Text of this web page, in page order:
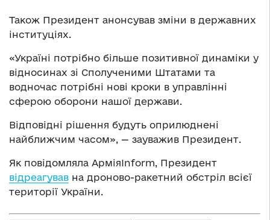
Також Президент анонсував зміни в державних
інституціях.
«Україні потрібно більше позитивної динаміки у
відносинах зі Сполученими Штатами та
водночас потрібні нові кроки в управлінні
сферою оборони нашої держави.
Відповідні рішення будуть оприлюднені
найближчим часом», — зауважив Президент.
Як повідомляла АрміяInform, Президент
відреагував на дроново-ракетний обстріл всієї
території України.